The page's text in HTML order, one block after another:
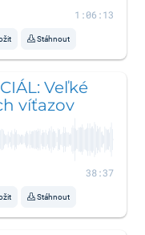
1:06:13
Stáhnout
Veľké
víťazov
38:37
Stáhnout